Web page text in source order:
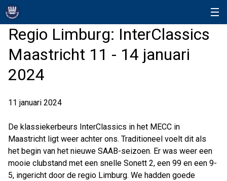
Regio Limburg: InterClassics
Maastricht 11 - 14 januari
2024
11 januari 2024
De klassiekerbeurs InterClassics in het MECC in
Maastricht ligt weer achter ons. Traditioneel voelt dit als
het begin van het nieuwe SAAB-seizoen. Er was weer een
mooie clubstand met een snelle Sonett 2, een 99 en een 9-
5, ingericht door de regio Limburg. We hadden goede